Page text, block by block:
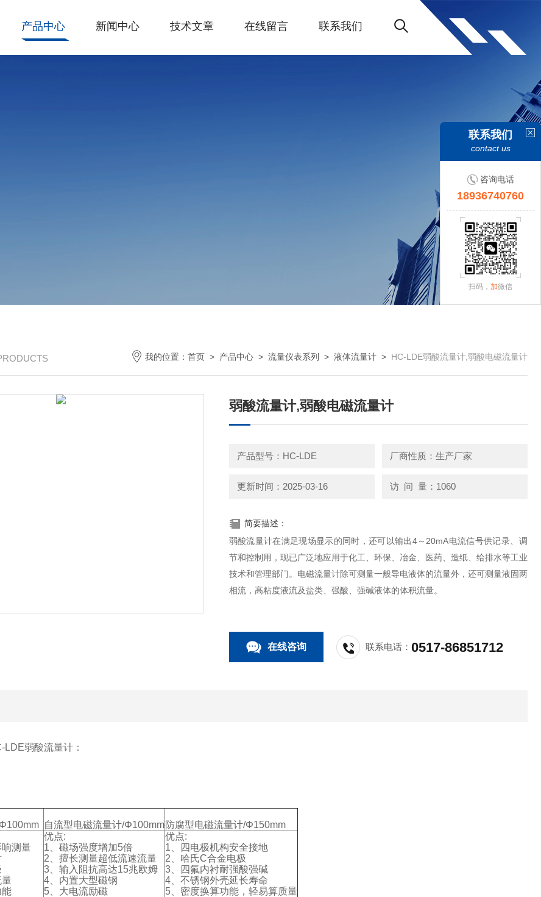
产品中心 新闻中心 技术文章 在线留言 联系我们
我的位置： 首页 > 产品中心 > 流量仪表系列 > 液体流量计 > HC-LDE弱酸流量计,弱酸电磁流量计
弱酸流量计,弱酸电磁流量计
产品型号：HC-LDE 厂商性质：生产厂家
更新时间：2025-03-16 访 问 量：1060
简要描述：
弱酸流量计在满足现场显示的同时，还可以输出4～20mA电流信号供记录、调
节和控制用，现已广泛地应用于化工、环保、冶金、医药、造纸、给排水等工业
技术和管理部门。电磁流量计除可测量一般导电液体的流量外，还可测量液固两
相流，高粘度液流及盐类、强酸、强碱液体的体积流量。
在线咨询 联系电话：0517-86851712
弱酸流量计：
自流型电磁流量计/Φ100mm防腐型电磁流量计/Φ150mm
测量
量
能
优点:
1、磁场强度增加5倍
2、擅长测量超低流速流量
3、输入阻抗高达15兆欧姆
4、内置大型磁钢
5、大电流励磁
优点:
1、四电极机构安全接地
2、哈氏C合金电极
3、四氟内衬耐强酸强碱
4、不锈钢外壳延长寿命
5、密度换算功能，轻易算质量
联系我们
contact us
咨询电话
18936740760
扫码， 加微信